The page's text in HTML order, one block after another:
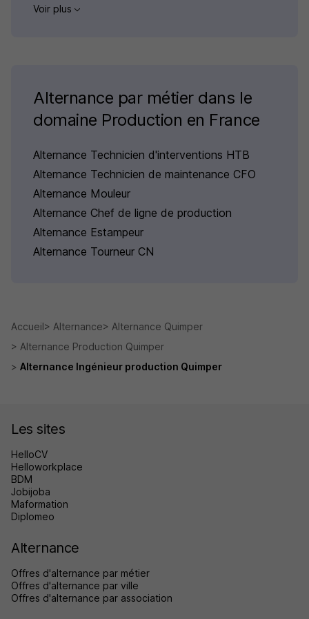
Voir plus
Alternance par métier dans le
domaine Production en France
Alternance Technicien d'interventions HTB
Alternance Technicien de maintenance CFO
Alternance Mouleur
Alternance Chef de ligne de production
Alternance Estampeur
Alternance Tourneur CN
Accueil Alternance
Alternance Quimper
Alternance Production Quimper
Alternance Ingénieur production Quimper
Les sites
HelloCV
Helloworkplace
BDM
Jobijoba
Maformation
Diplomeo
Alternance
Offres d'alternance par métier
Offres d'alternance par ville
Offres d'alternance par association